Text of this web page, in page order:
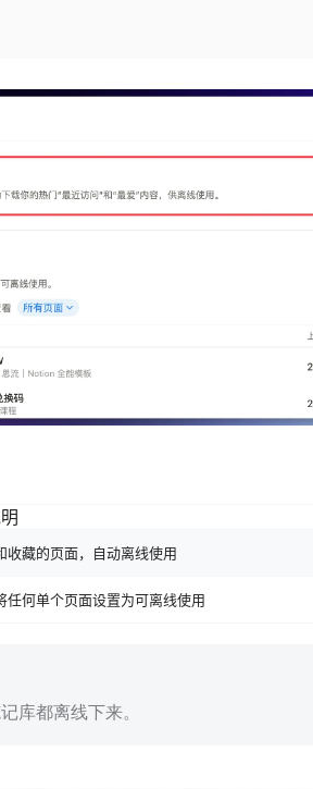
收藏的页面，自动离线使用
任何单个页面设置为可离线使用
库都离线下来。